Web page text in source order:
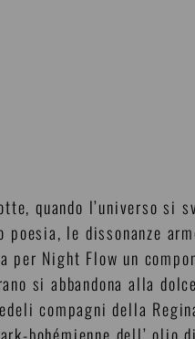
quando l’universo si
le dissonanze
per Night Flow un
si abbandona alla
compagni della